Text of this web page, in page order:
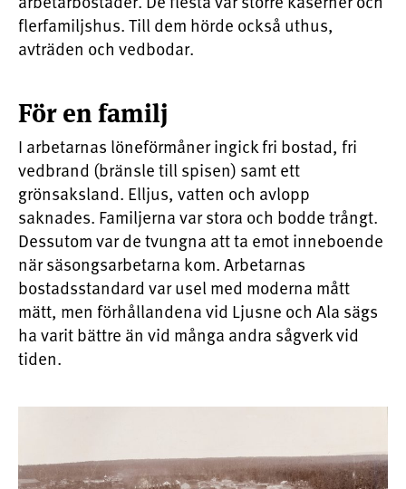
flerfamiljshus. Till dem hörde också uthus,
avträden och vedbodar.
För en familj
I arbetarnas löneförmåner ingick fri bostad, fri
vedbrand (bränsle till spisen) samt ett
grönsaksland. Elljus, vatten och avlopp
saknades. Familjerna var stora och bodde trångt.
Dessutom var de tvungna att ta emot inneboende
när säsongsarbetarna kom. Arbetarnas
bostadsstandard var usel med moderna mått
mätt, men förhållandena vid Ljusne och Ala sägs
ha varit bättre än vid många andra sågverk vid
tiden.